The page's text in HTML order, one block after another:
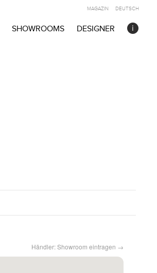
SHOWROOMS DESIGNER
MAGAZIN DEUTSCH
Händler: Showroom eintragen →